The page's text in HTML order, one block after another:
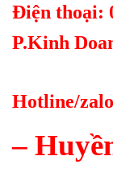
Điện thoại:
P.Kinh
Hotline/
–